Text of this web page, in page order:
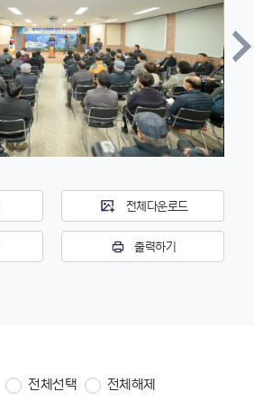
전체다운로드
출력하기
전체선택 전체해제